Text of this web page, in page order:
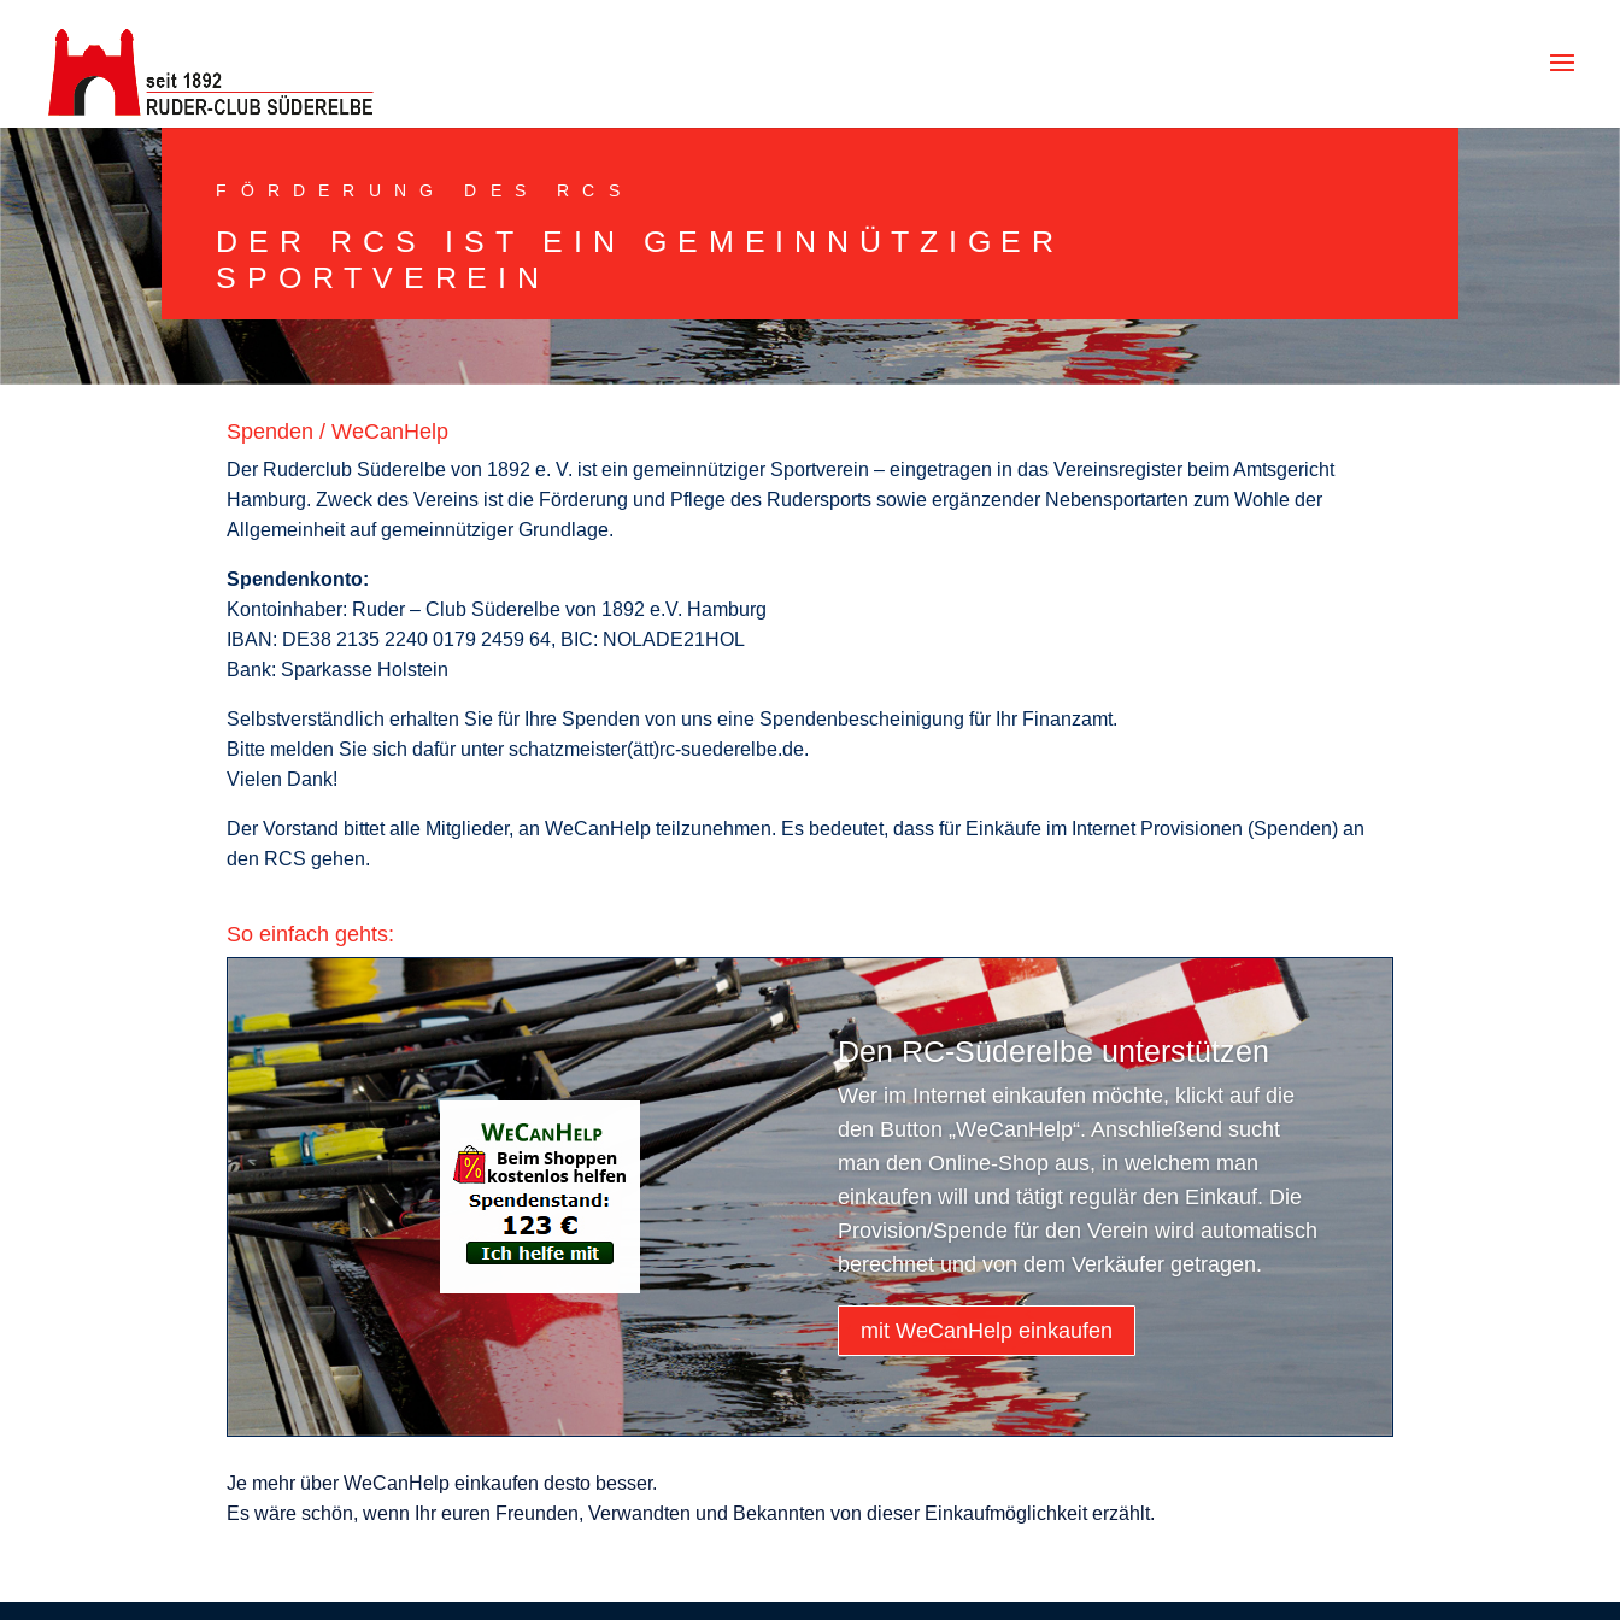
FÖRDERUNG DES RCS
DER RCS IST EIN GEMEINNÜTZIGER
SPORTVEREIN
Spenden / WeCanHelp
Der Ruderclub Süderelbe von 1892 e. V. ist ein gemeinnütziger Sportverein – eingetragen in das Vereinsregister beim Amtsgericht
Hamburg. Zweck des Vereins ist die Förderung und Pflege des Rudersports sowie ergänzender Nebensportarten zum Wohle der
Allgemeinheit auf gemeinnütziger Grundlage.
Spendenkonto:
Kontoinhaber: Ruder – Club Süderelbe von 1892 e.V. Hamburg
IBAN: DE38 2135 2240 0179 2459 64, BIC: NOLADE21HOL
Bank: Sparkasse Holstein
Selbstverständlich erhalten Sie für Ihre Spenden von uns eine Spendenbescheinigung für Ihr Finanzamt.
Bitte melden Sie sich dafür unter schatzmeister(ätt)rc-suederelbe.de.
Vielen Dank!
Der Vorstand bittet alle Mitglieder, an WeCanHelp teilzunehmen. Es bedeutet, dass für Einkäufe im Internet Provisionen (Spenden) an
den RCS gehen.
So einfach gehts:
Den RC-Süderelbe unterstützen
Wer im Internet einkaufen möchte, klickt auf die
den Button „WeCanHelp“. Anschließend sucht
man den Online-Shop aus, in welchem man
einkaufen will und tätigt regulär den Einkauf. Die
Provision/Spende für den Verein wird automatisch
berechnet und von dem Verkäufer getragen.
mit WeCanHelp einkaufen
Je mehr über WeCanHelp einkaufen desto besser.
Es wäre schön, wenn Ihr euren Freunden, Verwandten und Bekannten von dieser Einkaufmöglichkeit erzählt.